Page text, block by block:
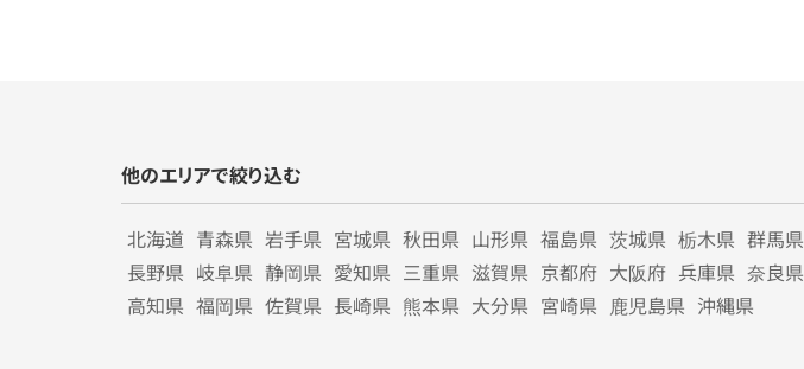
他のエリアで絞り込む
北海道 青森県 岩手県 宮城県 秋田県 山形県 福島県 茨城県 栃木県 群馬県
長野県 岐阜県 静岡県 愛知県 三重県 滋賀県 京都府 大阪府 兵庫県 奈良県
高知県 福岡県 佐賀県 長崎県 熊本県 大分県 宮崎県 鹿児島県 沖縄県